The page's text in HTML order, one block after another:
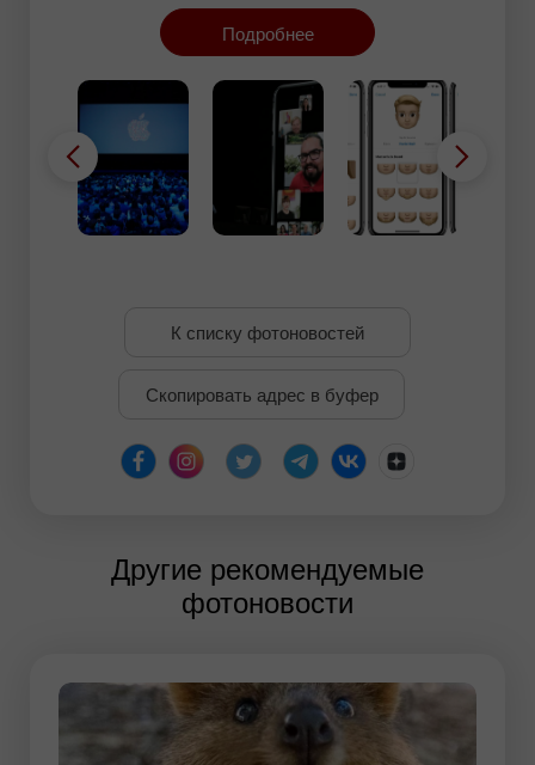
Подробнее
К списку фотоновостей
Скопировать адрес в буфер
Другие рекомендуемые
фотоновости